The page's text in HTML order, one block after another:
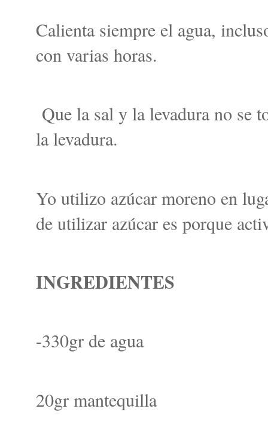
Calienta siempre el agua,
con varias horas.
Que la sal y la levadura no se
la levadura.
Yo utilizo azúcar moreno en
de utilizar azúcar es porque
INGREDIENTES
-330gr de agua
20gr mantequilla